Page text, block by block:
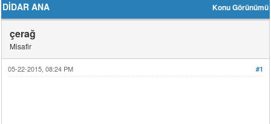
Konu Görünümü
DİDAR ANA
çerağ
Misafir
#1
05-22-2015, 08:24 PM